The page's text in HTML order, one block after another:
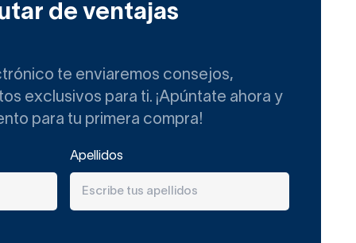
depilación, cabello y
cm de ancho
alta y, por ende, tendrá
de ventajas
te enviaremos consejos,
exclusivos para ti. ¡Apúntate ahora y
para tu primera compra!
Apellidos